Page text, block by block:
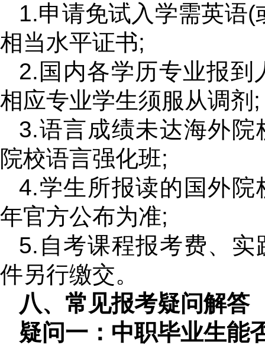
1.申请免试入学需英语
相当水平证书;
2.国内各学历专业报
相应专业学生须服从调剂;
3.语言成绩未达海外
院校语言强化班;
4.学生所报读的国外
年官方公布为准;
5.自考课程报考费、
件另行缴交。
八、常见报考疑问解答
疑问一：中职毕业生能